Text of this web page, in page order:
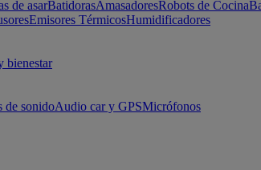
de asarBatidorasAmasadoresRobots de Cocina
Emisores TérmicosHumidificadores
bienestar
de sonidoAudio car y GPSMicrófonos